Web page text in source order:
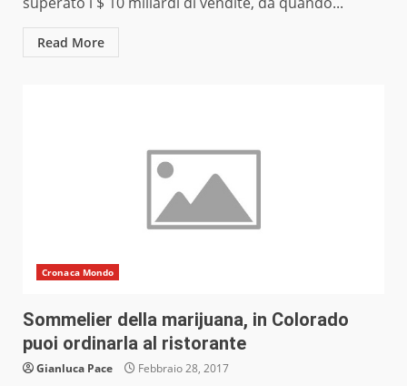
Read More
Cronaca Mondo
Sommelier della marijuana, in Colorado
puoi ordinarla al ristorante
Gianluca Pace Febbraio 28, 2017